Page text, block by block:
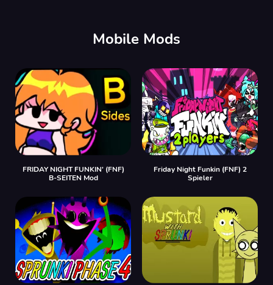
Mobile Mods
FRIDAY NIGHT FUNKIN' (FNF)
B-SEITEN Mod
Friday Night Funkin (FNF) 2
Spieler